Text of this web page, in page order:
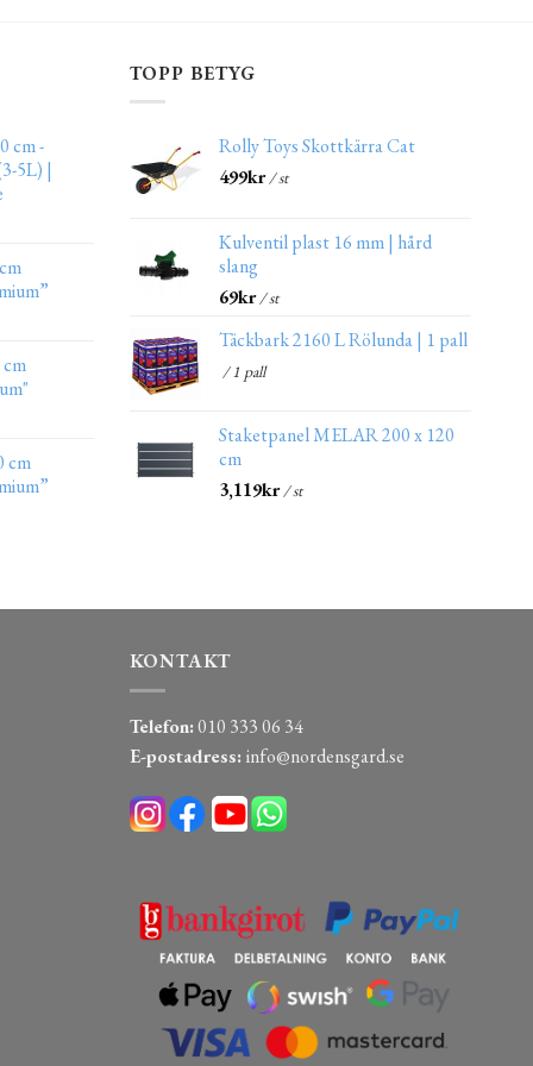
cm -
5L) |
cm
TOPP BETYG
Rolly Toys Skottkärra Cat
499kr/ st
Kulventil plast 16 mm | hård
slang
69kr/ st
Täckbark 2160 L Rölunda | 1 pall
/ 1 pall
Staketpanel MELAR 200 x 120
cm
3,119kr/ st
KONTAKT
Telefon:010 333 06 34
E-postadress: info@nordensgard.se